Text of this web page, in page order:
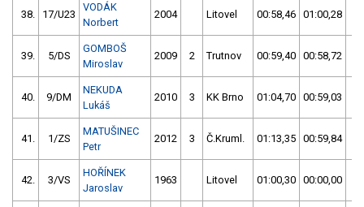
38. 17/U23
VODÁK
Norbert
2004 Litovel 00:58,46 01:00,28
39. 5/DS
GOMBOŠ
Miroslav
2009 2 Trutnov 00:59,40 00:58,72
40. 9/DM
NEKUDA
Lukáš
2010 3 KK Brno 01:04,70 00:59,03
41. 1/ZS
MATUŠINEC
Petr
2012 3 Č.Kruml. 01:13,35 00:59,84
42. 3/VS
HOŘÍNEK
Jaroslav
1963 Litovel 01:00,30 00:00,00